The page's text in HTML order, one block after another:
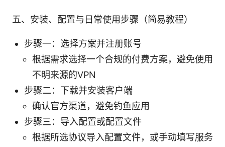
五、安装、配置与日常使用步骤（简易教程）
步骤一：选择方案并注册账号
根据需求选择一个合规的付费方案，避免使用
不明来源的VPN
步骤二：下载并安装客户端
确认官方渠道，避免钓鱼应用
步骤三：导入配置或配置文件
根据所选协议导入配置文件，或手动填写服务